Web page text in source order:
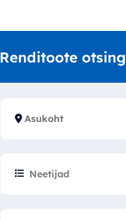
Renditoote otsing